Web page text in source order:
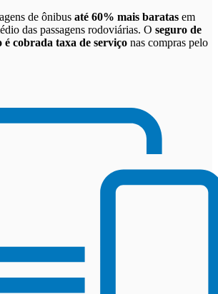
de ônibus até 60% mais baratas em
das passagens rodoviárias. O seguro de
é cobrada taxa de serviço nas compras pelo